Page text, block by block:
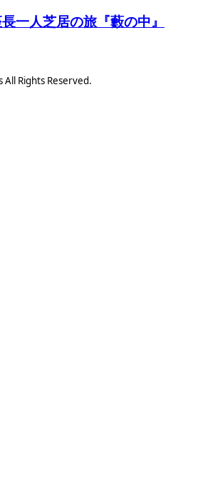
一人芝居の旅『藪の中』
Rights Reserved.